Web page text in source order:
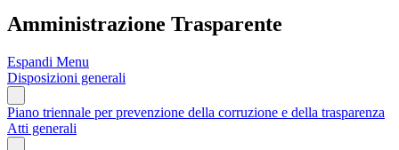
Amministrazione Trasparente
Espandi Menu
Disposizioni generali
Piano triennale per prevenzione della corruzione e della trasparenza
Atti generali